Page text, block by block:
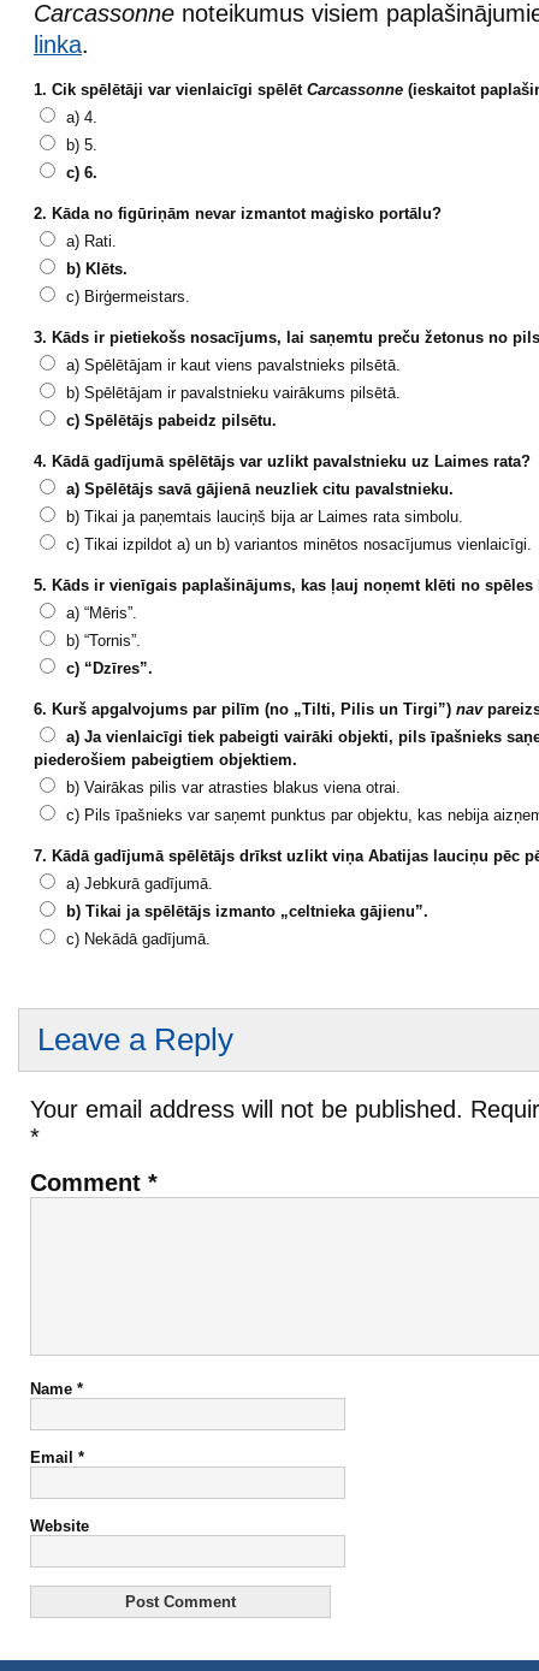
Carcassonne noteikumus visiem
linka.
1. Cik spēlētāji var vienlaicīgi spēlēt Carcassonne (ieskaitot
a) 4.
b) 5.
c) 6.
2. Kāda no figūriņām nevar izmantot maģisko portālu?
a) Rati.
b) Klēts.
c) Birģermeistars.
3. Kāds ir pietiekošs nosacījums, lai saņemtu preču žetonus no
a) Spēlētājam ir kaut viens pavalstnieks pilsētā.
b) Spēlētājam ir pavalstnieku vairākums pilsētā.
c) Spēlētājs pabeidz pilsētu.
4. Kādā gadījumā spēlētājs var uzlikt pavalstnieku uz Laimes rata?
a) Spēlētājs savā gājienā neuzliek citu pavalstnieku.
b) Tikai ja paņemtais lauciņš bija ar Laimes rata simbolu.
c) Tikai izpildot a) un b) variantos minētos nosacījumus vienlaicīgi.
5. Kāds ir vienīgais paplašinājums, kas ļauj noņemt klēti no spēles
a) “Mēris”.
b) “Tornis”.
c) “Dzīres”.
6. Kurš apgalvojums par pilīm (no „Tilti, Pilis un Tirgi”) nav
a) Ja vienlaicīgi tiek pabeigti vairāki objekti, pils īpašnieks
piederošiem pabeigtiem objektiem.
b) Vairākas pilis var atrasties blakus viena otrai.
c) Pils īpašnieks var saņemt punktus par objektu, kas nebija
7. Kādā gadījumā spēlētājs drīkst uzlikt viņa Abatijas lauciņu pēc
a) Jebkurā gadījumā.
b) Tikai ja spēlētājs izmanto „celtnieka gājienu”.
c) Nekādā gadījumā.
Leave a Reply
Your email address will not be published.
*
Comment *
Name *
Email *
Website